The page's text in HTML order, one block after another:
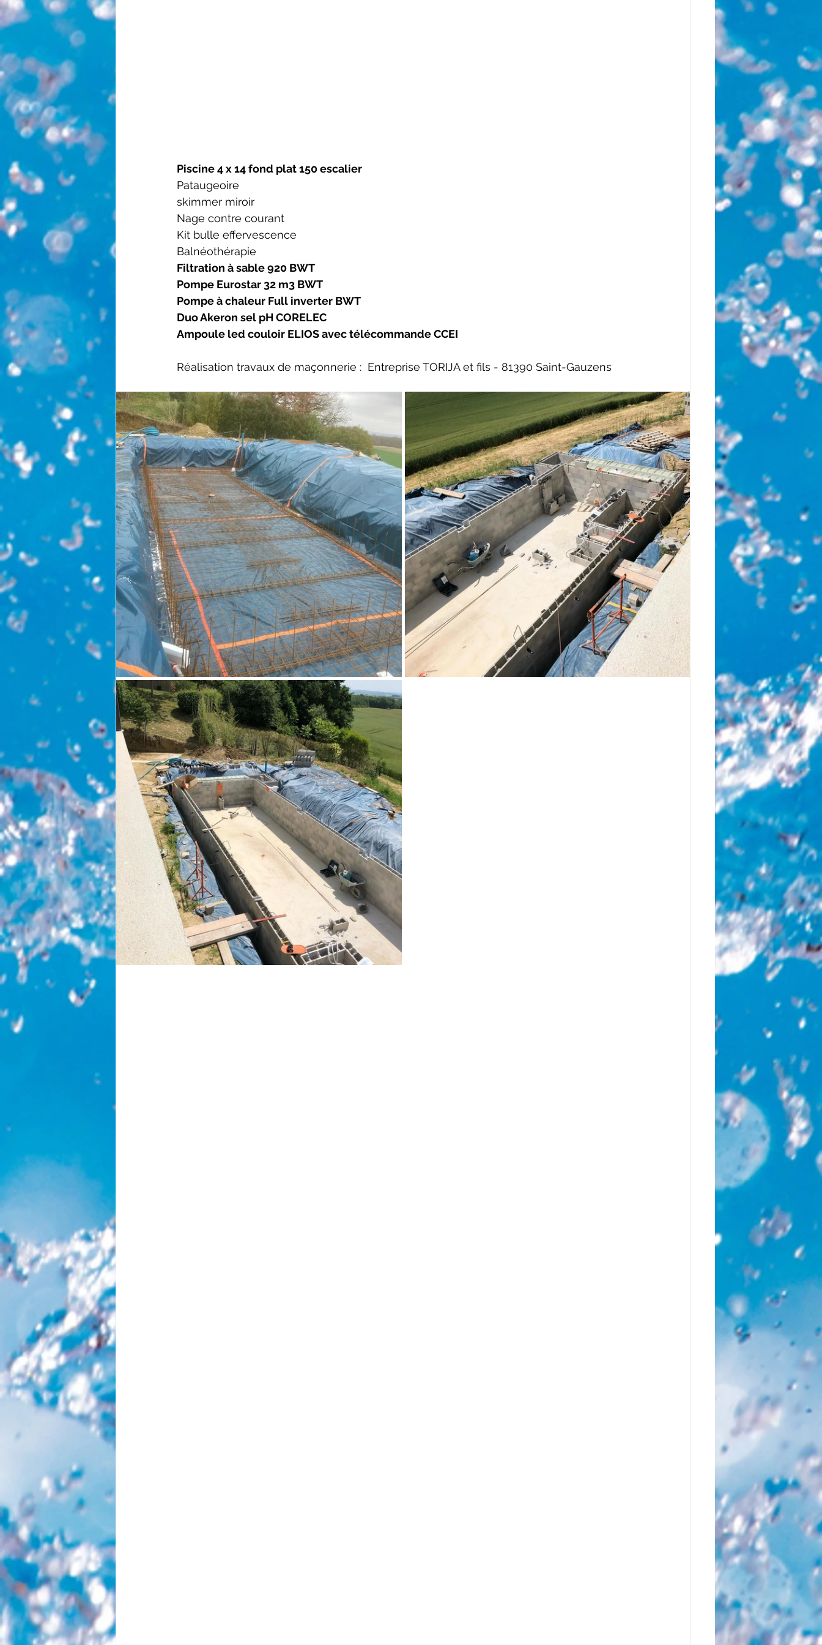
Piscine 4 x 14 fond plat 150 escalier
Pataugeoire
skimmer miroir
Nage contre courant
Kit bulle effervescence
Balnéothérapie
Filtration à sable 920 BWT
Pompe Eurostar 32 m3 BWT
Pompe à chaleur Full inverter BWT
Duo Akeron sel pH CORELEC
Ampoule led couloir ELIOS avec télécommande CCEI
Réalisation travaux de maçonnerie :  Entreprise TORIJA et fils - 81390 Saint-Gauzens